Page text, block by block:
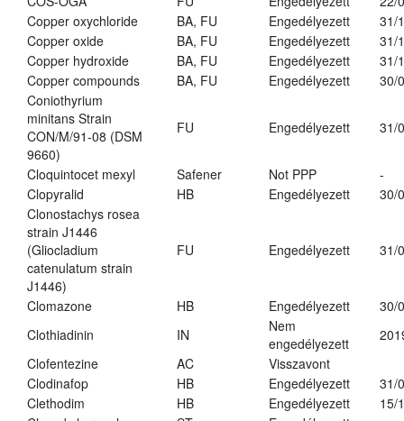
Copper oxychloride
BA, FU Engedélyezett
31/
Copper oxide
BA, FU Engedélyezett
31/
Copper hydroxide
BA, FU Engedélyezett
31/
Copper compounds
BA, FU Engedélyezett
30/
Coniothyrium
minitans Strain
CON/M/91-08 (DSM
9660)
FU Engedélyezett 31/
Cloquintocet mexyl Safener Not PPP
-
Clopyralid
HB Engedélyezett
30/
Clonostachys rosea
strain J1446
(Gliocladium
catenulatum strain
J1446)
FU Engedélyezett 31/
Clomazone HB Engedélyezett
30/
Clothiadinin
IN
Nem
engedélyezett
Clofentezine
AC
Visszavont
Clodinafop
HB Engedélyezett
31/
Clethodim
HB Engedélyezett
15/